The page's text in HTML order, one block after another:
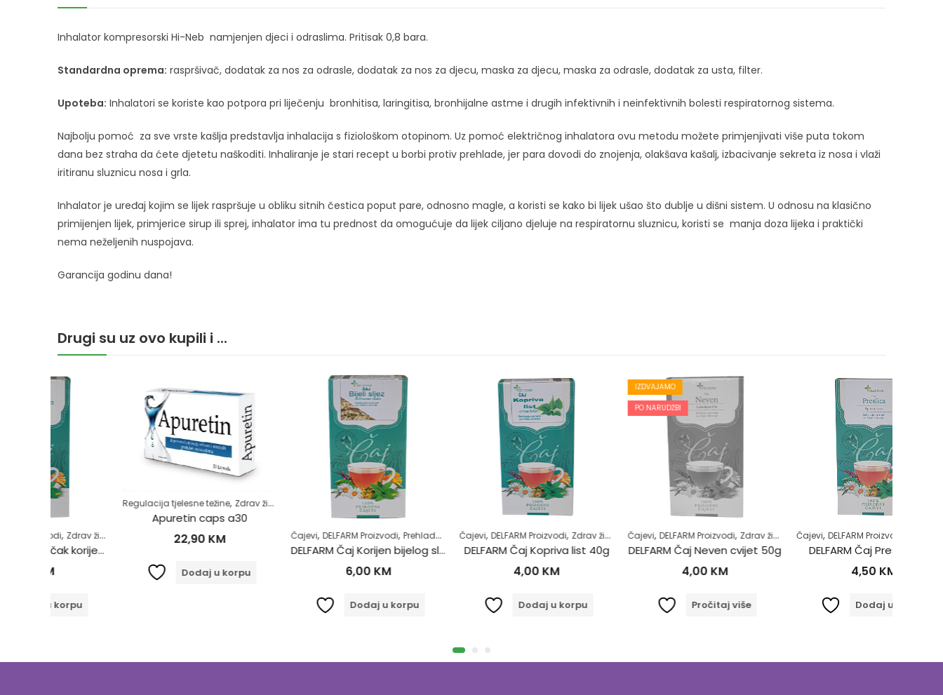
Inhalator kompresorski Hi-Neb namjenjen djeci i odraslima. Pritisak 0,8 bara.
Standardna oprema: raspršivač, dodatak za nos za odrasle, dodatak za nos za djecu, maska za djecu, maska za odrasle, dodatak za usta, filter.
Upoteba: Inhalatori se koriste kao potpora pri liječenju bronhitisa, laringitisa, bronhijalne astme i drugih infektivnih i neinfektivnih bolesti respiratornog sistema.
Najbolju pomoć za sve vrste kašlja predstavlja inhalacija s fiziološkom otopinom. Uz pomoć električnog inhalatora ovu metodu možete primjenjivati više puta tokom
dana bez straha da ćete djetetu naškoditi. Inhaliranje je stari recept u borbi protiv prehlade, jer para dovodi do znojenja, olakšava kašalj, izbacivanje sekreta iz nosa i vlaži
iritiranu sluznicu nosa i grla.
Inhalator je uređaj kojim se lijek raspršuje u obliku sitnih čestica poput pare, odnosno magle, a koristi se kako bi lijek ušao što dublje u dišni sistem. U odnosu na klasično
primijenjen lijek, primjerice sirup ili sprej, inhalator ima tu prednost da omogućuje da lijek ciljano djeluje na respiratornu sluznicu, koristi se manja doza lijeka i praktički
nema neželjenih nuspojava.
Garancija godinu dana!
Drugi su uz ovo kupili i ...
Zdrav život
Regulacija tjelesne težine,Zdrav život
Apuretin caps a30
Dodaj u korpu
DELFARM Proizvodi,Prehlada i gripa ,Samoliječenje,Zdrav život
DELFARM Čaj Korijen bijelog sljeza 50g
Dodaj u korpu
Čajevi,DELFARM Proizvodi,Zdrav život
DELFARM Čaj Kopriva list 40g
Dodaj u korpu
IZDVAJAMO
PO NARUDŽBI
Čajevi,DELFARM Proizvodi,Zdrav život
DELFARM Čaj Neven cvijet 50g
Pročitaj više
Čajevi,DELFARM Proizvodi,Mokraćni sistem
DELFARM Čaj Preslica 50g
Dodaj u korpu